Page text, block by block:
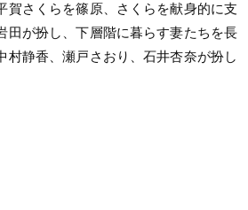
賀さくらを篠原、さくらを献身的に支
田が扮し、下層階に暮らす妻たちを長
村静香、瀬戸さおり、石井杏奈が扮し